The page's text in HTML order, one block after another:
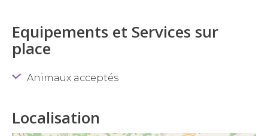
Equipements et Services sur
place
Animaux acceptés
Localisation